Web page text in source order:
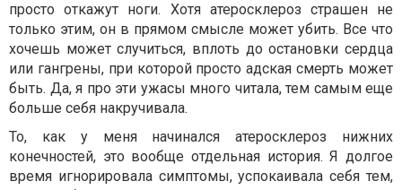
просто откажут ноги. Хотя атеросклероз страшен не
только этим, он в прямом смысле может убить. Все что
хочешь может случиться, вплоть до остановки сердца
или гангрены, при которой просто адская смерть может
быть. Да, я про эти ужасы много читала, тем самым еще
больше себя накручивала.
То, как у меня начинался атеросклероз нижних
конечностей, это вообще отдельная история. Я долгое
время игнорировала симптомы, успокаивала себя тем,